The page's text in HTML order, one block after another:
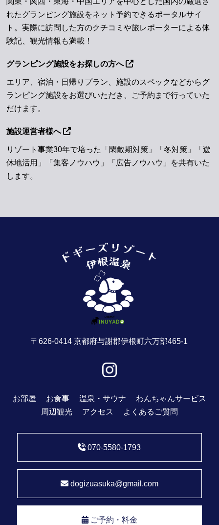
れたグランピング施設をネット予約できるポータルサイ
ト。実際に訪問した方のクチコミや旅レポーターによる体
験記、観光情報も満載！
グランピング施設をお探しの方へ
エリア、宿泊・日帰りプラン、施設のスペックなどからグ
ランピング施設をお選びいただき、ご予約まで行っていた
だけます。
施設運営者様へ
リゾート事業30年で培った「閑散期対策」「冬対策」「遊
休地活用」「集客ノウハウ」「広告ノウハウ」を共有いた
します。
〒626-0414 京都府与謝郡伊根町六万部465-1
お部屋 お食事 温泉・サウナ
わんちゃんサービス
周辺観光
アクセス よくあるご質問
070-5580-1793
dogizuasuka@gmail.com
ご予約・料金